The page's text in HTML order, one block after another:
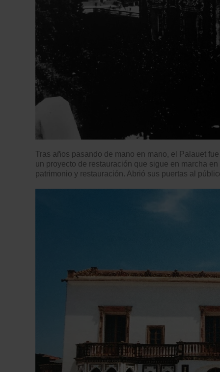
Tras años pasando de mano en mano, el Palauet
un proyecto de restauración que sigue en marcha en
patrimonio y restauración. Abrió sus puertas al